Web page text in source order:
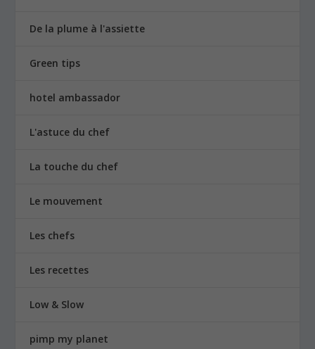
De la plume à l'assiette
Green tips
hotel ambassador
L'astuce du chef
La touche du chef
Le mouvement
Les chefs
Les recettes
Low & Slow
pimp my planet